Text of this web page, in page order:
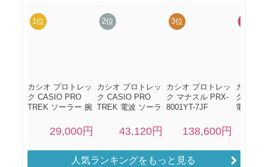
人気ランキングをもっと見る